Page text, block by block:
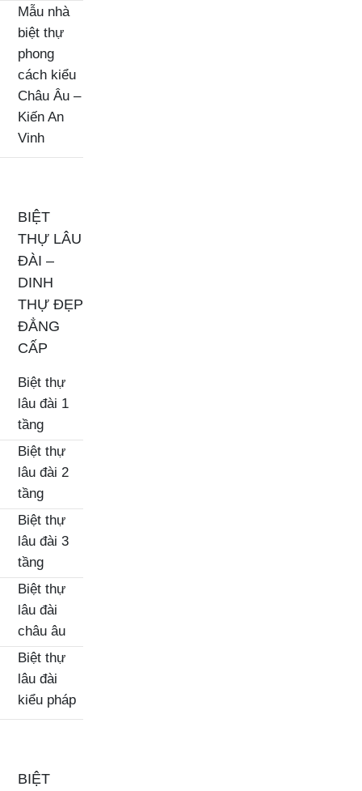
Mẫu nhà
biệt thự
phong
cách kiểu
Châu Âu –
Kiến An
Vinh
BIỆT
THỰ LÂU
ĐÀI –
DINH
THỰ ĐẸP
ĐẲNG
CẤP
Biệt thự
lâu đài 1
tầng
Biệt thự
lâu đài 2
tầng
Biệt thự
lâu đài 3
tầng
Biệt thự
lâu đài
châu âu
Biệt thự
lâu đài
kiểu pháp
BIỆT